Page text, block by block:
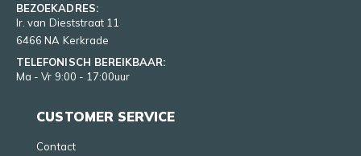
BEZOEKADRES:
Ir. van Dieststraat 11
6466 NA Kerkrade
TELEFONISCH BEREIKBAAR:
Ma - Vr 9:00 - 17:00uur
CUSTOMER SERVICE
Contact